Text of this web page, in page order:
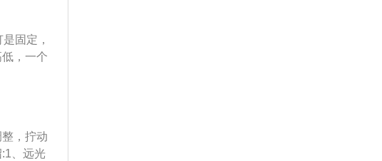
固定，
，一个
，拧动
、远光